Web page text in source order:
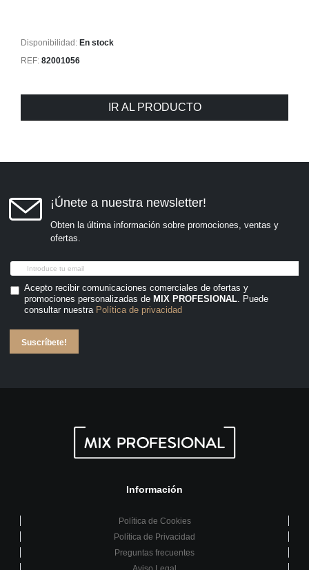
Disponibilidad: En stock
REF: 82001056
IR AL PRODUCTO
¡Únete a nuestra newsletter!
Obten la última información sobre promociones, ventas y
ofertas.
Acepto recibir comunicaciones comerciales de ofertas y
promociones personalizadas de MIX PROFESIONAL . Puede
consultar nuestra Política de privacidad
Suscríbete!
Información
Política de Cookies
Política de Privacidad
Preguntas frecuentes